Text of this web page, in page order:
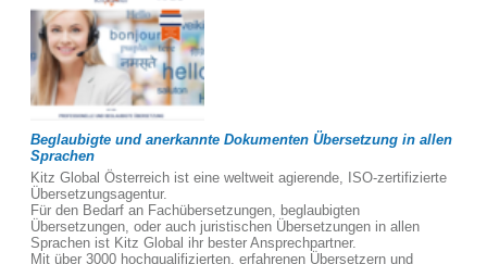
Beglaubigte und anerkannte Dokumenten Übersetzung in allen
Sprachen
Kitz Global Österreich ist eine weltweit agierende, ISO-zertifizierte
Übersetzungsagentur.
Für den Bedarf an Fachübersetzungen, beglaubigten
Übersetzungen, oder auch juristischen Übersetzungen in allen
Sprachen ist Kitz Global ihr bester Ansprechpartner.
Mit über 3000 hochqualifizierten, erfahrenen Übersetzern und